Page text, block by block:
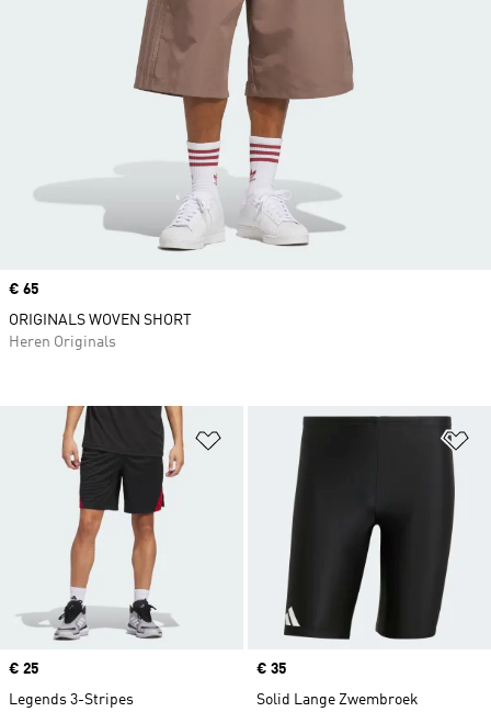
Op verlanglijst zetten
Price
€ 25
Legends 3-Stripes
Price
€ 35
Solid Lange Zwembroek
Price
€ 65
ORIGINALS WOVEN SHORT
Heren Originals